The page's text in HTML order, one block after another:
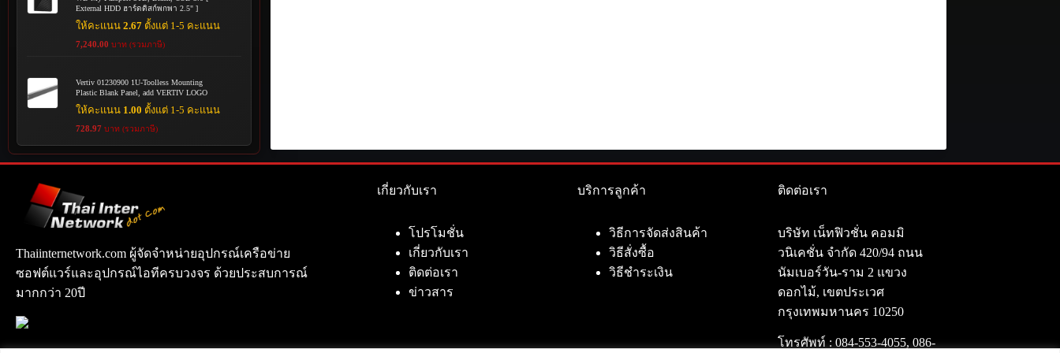
External HDD ฮาร์ดดิสก์พกพา 2.5" ]
ให้คะแนน2.67 ตั้งแต่ 1-5 คะแนน
7,240.00 บาท (รวมภาษี)
Vertiv 01230900 1U-Toolless Mounting
Plastic Blank Panel, add VERTIV LOGO
ให้คะแนน 1.00 ตั้งแต่ 1-5 คะแนน
728.97 บาท (รวมภาษี)
Thaiinternetwork.com ผู้จัดจำหน่ายอุปกรณ์เครือข่าย
ซอฟต์แวร์และอุปกรณ์ไอทีครบวงจร ด้วยประสบการณ์
มากกว่า 20ปี
เกี่ยวกับเรา
โปรโมชั่น
เกี่ยวกับเรา
ติดต่อเรา
ข่าวสาร
บริการลูกค้า
วิธีการจัดส่งสินค้า
วิธีสั่งซื้อ
วิธีชำระเงิน
ติดต่อเรา
บริษัท เน็ทฟิวชั่น คอมมิ
วนิเคชั่น จำกัด 420/94 ถนน
นัมเบอร์วัน-ราม 2 แขวง
ดอกไม้, เขตประเวศ
กรุงเทพมหานคร 10250
โทรศัพท์ : 084-553-4055, 086-